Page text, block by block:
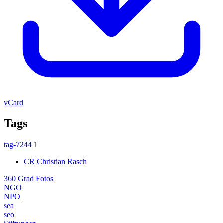
vCard
Tags
tag-7244 1
CR Christian Rasch
360 Grad Fotos
NGO
NPO
sea
seo